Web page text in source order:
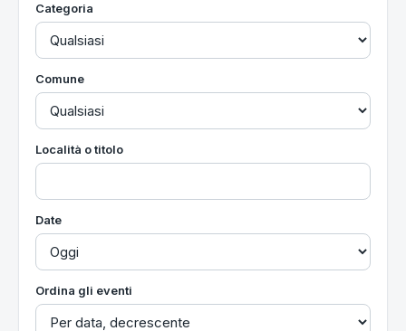
Utilità
Categoria
Comune
Località o titolo
Date
Ordina gli eventi